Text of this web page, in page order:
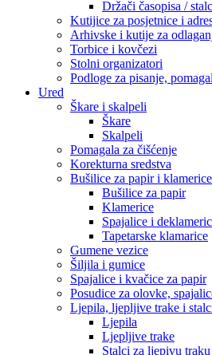
Držači časopisa /
Kutijice za posjetnice i
Arhivske i kutije za
Torbice i kovčezi
Stolni organizatori
Podloge za pisanje,
Ured
Škare i skalpeli
Škare
Skalpeli
Pomagala za čišćenje
Korekturna sredstva
Bušilice za papir i klamerice
Bušilice za papir
Klamerice
Spajalice i
Tapetarske klamarice
Gumene vezice
Šiljila i gumice
Spajalice i kvačice za papir
Posudice za olovke,
Ljepila, ljepljive trake i
Ljepila
Ljepljive trake
Stalci za ljepivu traku